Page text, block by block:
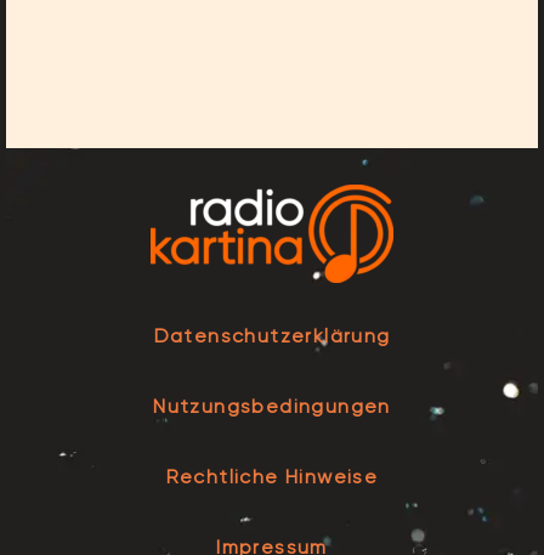
Datenschutzerklärung
Nutzungsbedingungen
Rechtliche Hinweise
Impressum